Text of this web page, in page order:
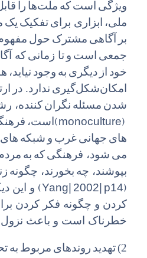
ویژگی استکه ملتها را
ملی، ابزاری برایتفکیک یک
بر
آگاهی مشترک حول
جمعی است وتا زمانیکه
خود از دیگری به وجود نیاید،
امکانشکلگیری ندارد. در
شدن مسئله نگرانکننده،
(monoculture) است،
های جهانیغرب و شبکه های
می شود، فرهنگیکه به
بپوشند، چه بخورند، چگونه
(Yang| 2002| p14) و این
کردن و چگونه فکر کردن
خطرناک است و باعث نزول
2) تهدید روندهای مربوط به